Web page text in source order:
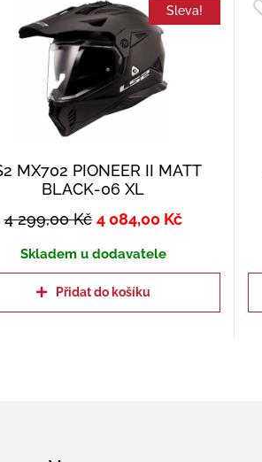
Sleva!
MX702 PIONEER II MATT
BLACK-06 XL
4 299,00Kč 4 084,00 Kč
Skladem u dodavatele
Přidat do košíku